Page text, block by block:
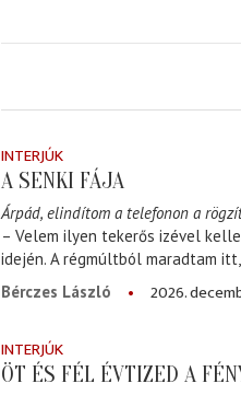
INTERJÚK
A SENKI FÁJA
Árpád, elindítom a telefonon a
– Velem ilyen tekerős izével
idején. A régmúltból maradtam
Bérczes László
2026.
INTERJÚK
ÖT ÉS FÉL ÉVTIZED A